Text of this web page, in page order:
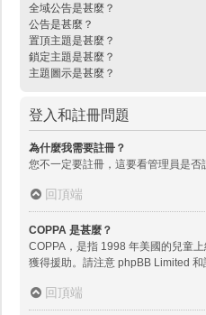
全域公告是甚麼？
公告是甚麼？
置頂主題是甚麼？
鎖定主題是甚麼？
主題圖示是甚麼？
登入和註冊問題
為什麼我需要註冊？
您不一定要註冊，這要看管理員是
回頂端
COPPA 是甚麼？
COPPA，是指 1998 年美國的兒童
獲得援助。請注意 phpBB Limited
回頂端